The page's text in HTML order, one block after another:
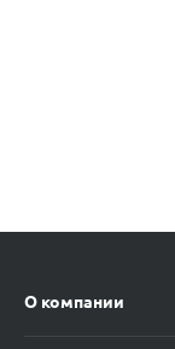
О компании